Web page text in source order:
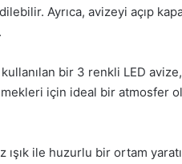
Ayrıca, avizeyi açıp
bir 3 renkli LED
için ideal bir atmosfer
ışık ile huzurlu bir ortam